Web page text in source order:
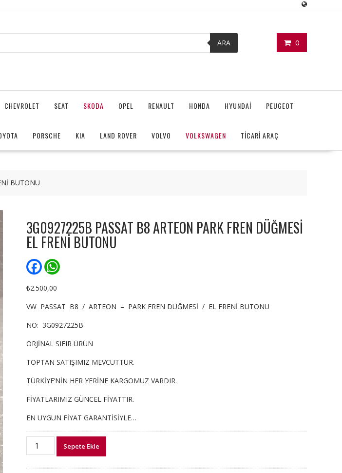
0
ARA
CHEVROLET SEAT SKODA OPEL RENAULT HONDA HYUNDAİ PEUGEOT
PORSCHE KIA LAND ROVER VOLVO VOLKSWAGEN TİCARİ ARAÇ
BUTONU
3G0927225B PASSAT B8 ARTEON PARK FREN DÜĞMESİ
EL FRENİ BUTONU
F
a
e
b
o
p
₺2.500,00
VW PASSAT B8 / ARTEON – PARK FREN DÜĞMESİ / EL FRENİ BUTONU
NO: 3G0927225B
ORJİNAL SIFIR ÜRÜN
TOPTAN SATIŞIMIZ MEVCUTTUR.
TÜRKİYE’NİN HER YERİNE KARGOMUZ VARDIR.
FİYATLARIMIZ GÜNCEL FİYATTIR.
EN UYGUN FİYAT GARANTİSİYLE…
3G0927225B
PASSAT
Sepete Ekle